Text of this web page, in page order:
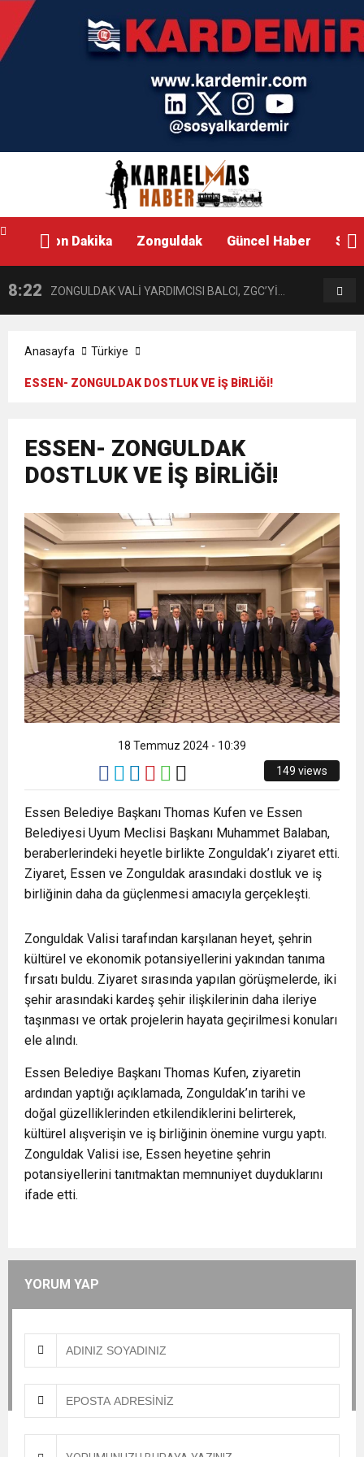
Son Dakika Zonguldak Güncel Haber
8:22 ZONGULDAK VALİ YARDIMCISI BALCI, ZGC’Yİ
Anasayfa Türkiye
ESSEN- ZONGULDAK DOSTLUK VE İŞ BİRLİĞİ!
ESSEN- ZONGULDAK
DOSTLUK VE İŞ BİRLİĞİ!
18 Temmuz 2024 - 10:39
149 views
Essen Belediye Başkanı Thomas Kufen ve Essen
Belediyesi Uyum Meclisi Başkanı Muhammet Balaban,
beraberlerindeki heyetle birlikte Zonguldak’ı ziyaret etti.
Ziyaret, Essen ve Zonguldak arasındaki dostluk ve iş
birliğinin daha da güçlenmesi amacıyla gerçekleşti.
Zonguldak Valisi tarafından karşılanan heyet, şehrin
kültürel ve ekonomik potansiyellerini yakından tanıma
fırsatı buldu. Ziyaret sırasında yapılan görüşmelerde, iki
şehir arasındaki kardeş şehir ilişkilerinin daha ileriye
taşınması ve ortak projelerin hayata geçirilmesi konuları
ele alındı.
Essen Belediye Başkanı Thomas Kufen, ziyaretin
ardından yaptığı açıklamada, Zonguldak’ın tarihi ve
doğal güzelliklerinden etkilendiklerini belirterek,
kültürel alışverişin ve iş birliğinin önemine vurgu yaptı.
Zonguldak Valisi ise, Essen heyetine şehrin
potansiyellerini tanıtmaktan memnuniyet duyduklarını
ifade etti.
YORUM YAP